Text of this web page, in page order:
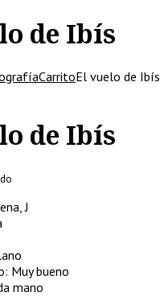
de Ibís
CarritoEl vuelo de Ibís
de Ibís
J
Muy bueno
mano